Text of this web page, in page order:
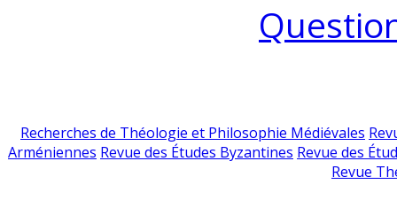
Recherches de Théologie et Philosophie Médiévales
Arméniennes Revue des Études Byzantines Revue des
Revue